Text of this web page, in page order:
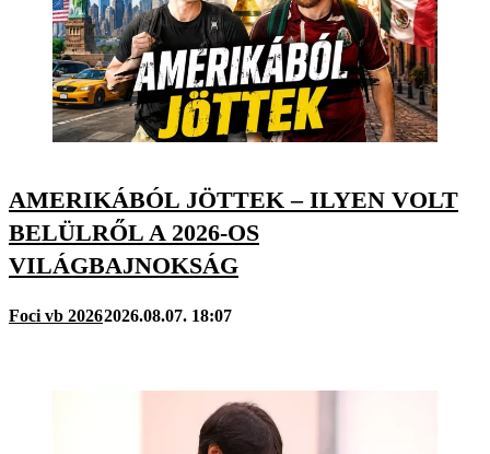
AMERIKÁBÓL JÖTTEK – ILYEN VOLT
BELÜLRŐL A 2026-OS
VILÁGBAJNOKSÁG
Foci vb 20262026.08.07. 18:07